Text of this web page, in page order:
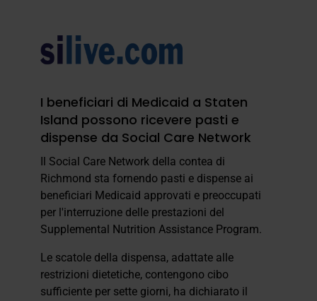
I beneficiari di Medicaid a Staten
Island possono ricevere pasti e
dispense da Social Care Network
Il Social Care Network della contea di
Richmond sta fornendo pasti e dispense ai
beneficiari Medicaid approvati e preoccupati
per l'interruzione delle prestazioni del
Supplemental Nutrition Assistance Program.
Le scatole della dispensa, adattate alle
restrizioni dietetiche, contengono cibo
sufficiente per sette giorni, ha dichiarato il